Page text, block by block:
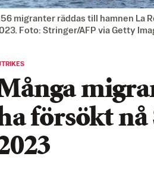
migranter räddas till hamnen La
Foto: Stringer/AFP via Getty
försökt nå